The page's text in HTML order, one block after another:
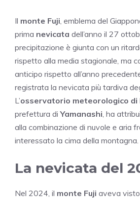
Il monte Fuji, emblema del
prima nevicata dell’anno il 27
precipitazione è giunta con un
rispetto alla media stagionale, ma
anticipo rispetto all’anno
registrata la nevicata più tardiva
L’osservatorio meteorologico di
prefettura diYamanashi, ha
alla combinazione di nuvole e aria
interessato la cima della montagna.
La nevicata del
Nel 2024, il monte Fuji aveva